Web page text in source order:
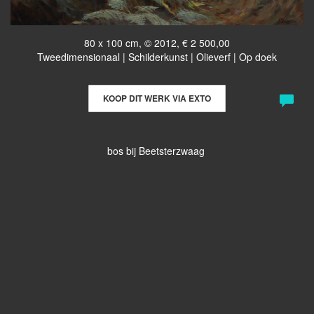
80 x 100 cm, © 2012, € 2 500,00
Tweedimensionaal | Schilderkunst | Olieverf | Op doek
KOOP DIT WERK VIA EXTO
bos bij Beetsterzwaag